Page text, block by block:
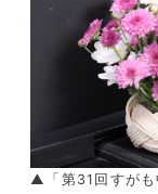
▲「第31回すがも